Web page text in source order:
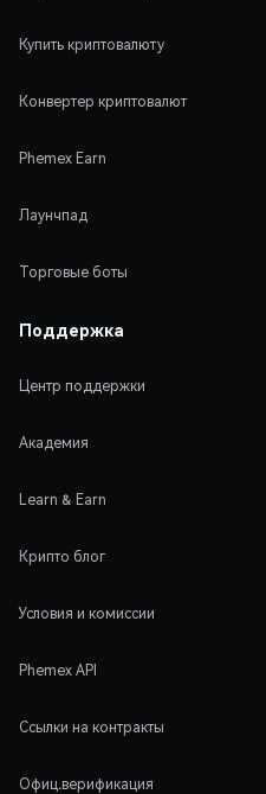
Купить криптовалюту
Конвертер криптовалют
Phemex Earn
Лаунчпад
Торговые боты
Поддержка
Центр поддержки
Академия
Learn & Earn
Крипто блог
Условия и комиссии
Phemex API
Ссылки на контракты
Офиц.верификация